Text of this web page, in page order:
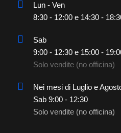
Lun - Ven
8:30 - 12:00 e 14:30 -
Sab
9:00 - 12:30 e 15:00 -
Solo vendite (no officina)
Nei mesi di Luglio e
Sab 9:00 - 12:30
Solo vendite (no officina)